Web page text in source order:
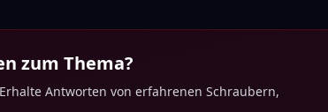
zum Thema?
Antworten von erfahrenen Schraubern,